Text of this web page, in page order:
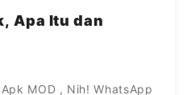
Apa Itu dan
MOD , Nih! WhatsApp